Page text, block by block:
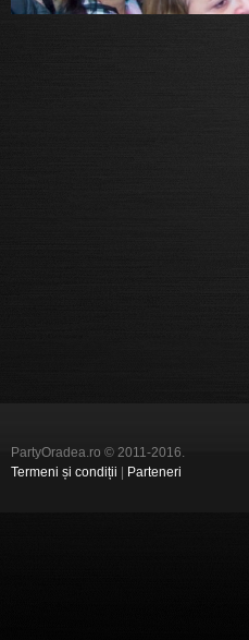
PartyOradea.ro © 2011-2016.
Termeni și condiții
Parteneri